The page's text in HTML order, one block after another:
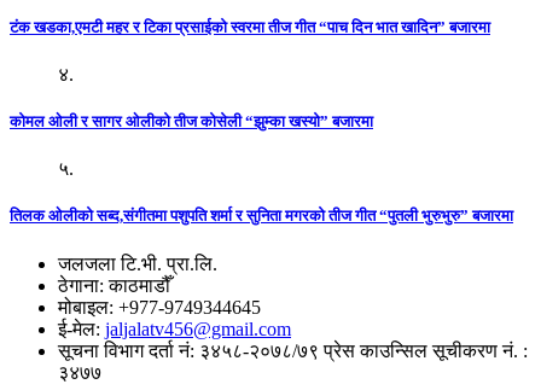
टंक खडका,एमटी महर र टिका प्रसाईको स्वरमा तीज गीत “पाच दिन भात खादिन” बजारमा
४.
कोमल ओली र सागर ओलीको तीज कोसेली “झुम्का खस्यो” बजारमा
५.
तिलक ओलीको सब्द,संगीतमा पशुपति शर्मा र सुनिता मगरको तीज गीत “पुतली भुरुभुरु” बजारमा
जलजला टि.भी. प्रा.लि.
ठेगाना: काठमाडौँ
मोबाइल: +977-9749344645
ई-मेल: jaljalatv456@gmail.com
सूचना विभाग दर्ता नं: ३४५८-२०७८/७९ प्रेस काउन्सिल सूचीकरण नं. :
३४७७